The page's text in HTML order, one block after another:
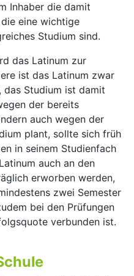
Inhaber die damit
eine wichtige
Studium sind.
das Latinum zur
ist das Latinum zwar
Studium ist damit
der bereits
auch wegen der
plant, sollte sich früh
in seinem Studienfach
auch an den
erworben werden,
zwei Semester
bei den Prüfungen
verbunden ist.